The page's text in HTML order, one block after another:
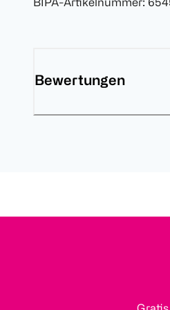
Bewertungen